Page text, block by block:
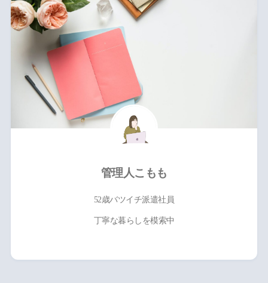
管理人こもも
52歳バツイチ派遣社員
丁寧な暮らしを模索中